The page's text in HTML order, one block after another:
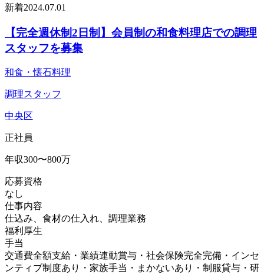
新着2024.07.01
【完全週休制2日制】会員制の和食料理店での調理
スタッフを募集
和食・懐石料理
調理スタッフ
中央区
正社員
年収300〜800万
応募資格
なし
仕事内容
仕込み、食材の仕入れ、調理業務
福利厚生
手当
交通費全額支給・業績連動賞与・社会保険完全完備・インセ
ンティブ制度あり・家族手当・まかないあり・制服貸与・研